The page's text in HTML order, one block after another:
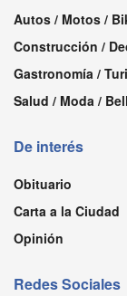
Autos / Motos /
Construcción /
Gastronomía /
Salud / Moda /
De interés
Obituario
Carta a la Ciudad
Opinión
Redes Sociales